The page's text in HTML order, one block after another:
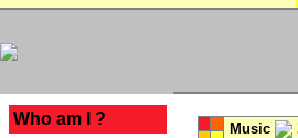
Who am I ?
Music